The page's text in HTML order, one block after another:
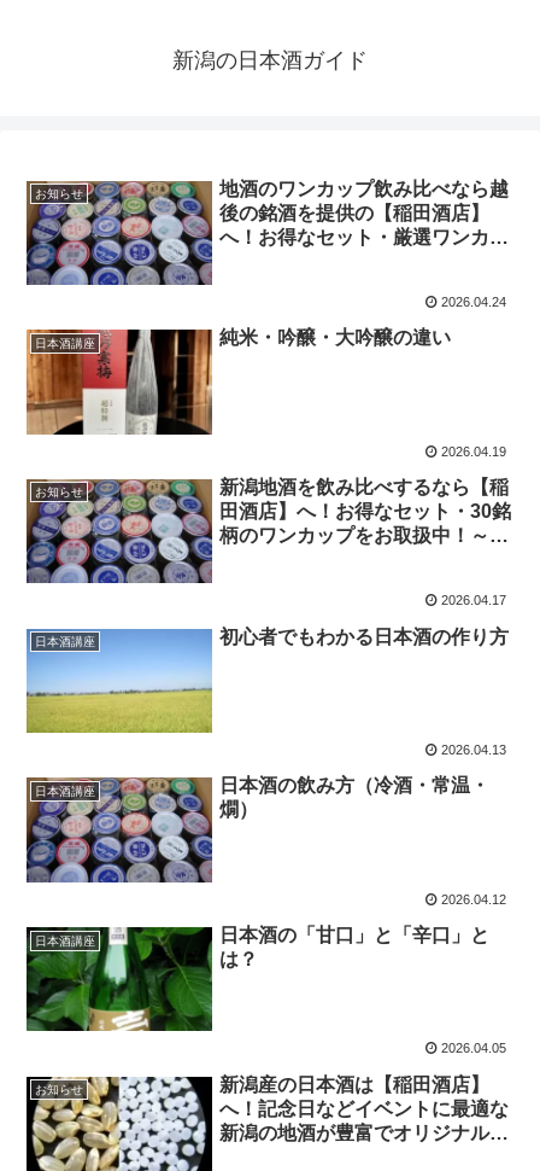
新潟の日本酒ガイド
お知らせ
地酒のワンカップ飲み比べなら越
後の銘酒を提供の【稲田酒店】
へ！お得なセット・厳選ワンカッ
2026.04.24
日本酒講座 純米・吟醸・大吟醸の違い
2026.04.19
お知らせ
新潟地酒を飲み比べするなら【稲
田酒店】へ！お得なセット・30銘
柄のワンカップをお取扱中！～日
2026.04.17
日本酒講座 初心者でもわかる日本酒の作り方
2026.04.13
日本酒講座
日本酒の飲み方（冷酒・常温・
燗）
2026.04.12
日本酒講座
日本酒の「甘口」と「辛口」と
は？
2026.04.05
お知らせ
新潟産の日本酒は【稲田酒店】
へ！記念日などイベントに最適な
新潟の地酒が豊富でオリジナルラ